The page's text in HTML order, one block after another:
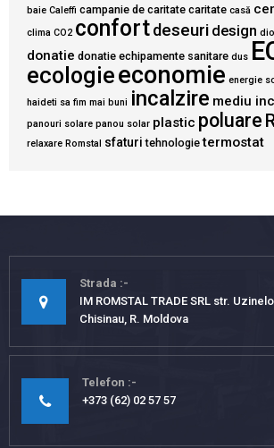
baie Caleffi campanie de caritate caritate casă
clima CO2 confortdeseuri design
donatie donatie echipamente sanitare dus
ecologieeconomie energie
haideti sa fim mai buni incalzire mediu
panouri solare panou solar plastic poluare
relaxare Romstal sfaturi tehnologie termostat
Strada
IM ROMSTAL TRADE SRL str.
Chisinau, R. Moldova
Telefon
+373 (62) 02 57 57